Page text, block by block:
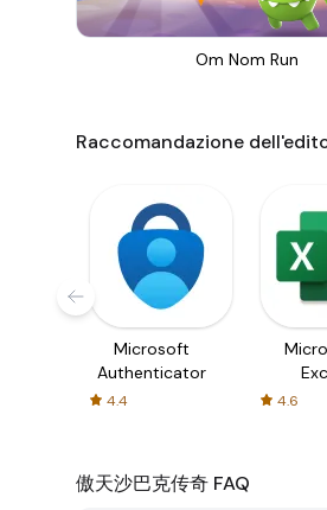
Om Nom Run
Raccomandazione
Microsoft
Authenticator
4.4 4.6
傲天沙巴克传奇 FAQ